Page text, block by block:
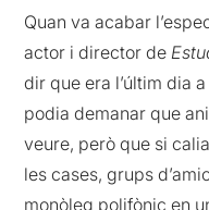
Quan va acabar
actor i director de
dir que era l’últim dia
podia demanar que
veure, però que si
les cases, grups
monòleg polifònic en